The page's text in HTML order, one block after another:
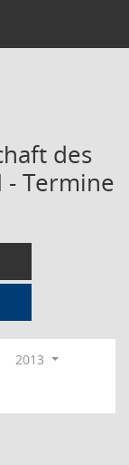
des
- Termine
2013